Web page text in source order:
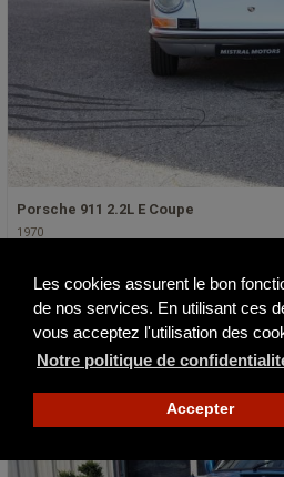
Les cookies assurent le bon
de nos services. En utilisant ces
vous acceptez l'utilisation des
Notre politique de
Accepter
Porsche 911 2.2L E Coupe
1970
94 900 €
Publié il y a 4 jours
NOUVEAU